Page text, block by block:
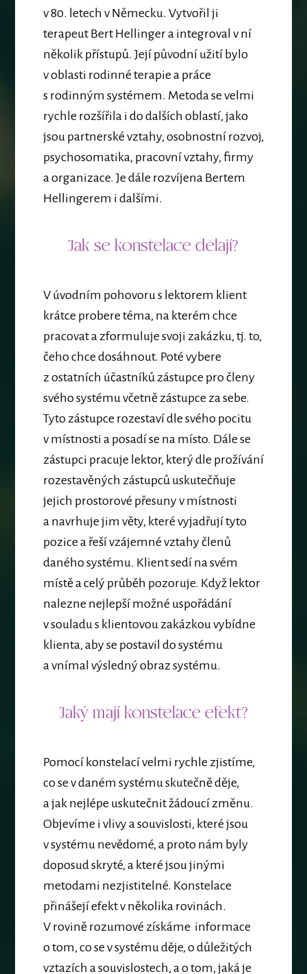
v 80. letech v Německu. Vytvořil ji
terapeut Bert Hellinger a integroval v ní
několik přístupů. Její původní užití bylo
v oblasti rodinné terapie a práce
s rodinným systémem. Metoda se velmi
rychle rozšířila i do dalších oblastí, jako
jsou partnerské vztahy, osobnostní rozvoj,
psychosomatika, pracovní vztahy, firmy
a organizace. Je dále rozvíjena Bertem
Hellingerem i dalšími.
Jak se konstelace dělají?
V úvodním pohovoru s lektorem klient
krátce probere téma, na kterém chce
pracovat a zformuluje svoji zakázku, tj. to,
čeho chce dosáhnout. Poté vybere
z ostatních účastníků zástupce pro členy
svého systému včetně zástupce za sebe.
Tyto zástupce rozestaví dle svého pocitu
v místnosti a posadí se na místo. Dále se
zástupci pracuje lektor, který dle prožívání
rozestavěných zástupců uskutečňuje
jejich prostorové přesuny v místnosti
a navrhuje jim věty, které vyjadřují tyto
pozice a řeší vzájemné vztahy členů
daného systému. Klient sedí na svém
místě a celý průběh pozoruje. Když lektor
nalezne nejlepší možné uspořádání
v souladu s klientovou zakázkou vybídne
klienta, aby se postavil do systému
a vnímal výsledný obraz systému.
Jaký mají konstelace efekt?
Pomocí konstelací velmi rychle zjistíme,
co se v daném systému skutečně děje,
a jak nejlépe uskutečnit žádoucí změnu.
Objevíme i vlivy a souvislosti, které jsou
v systému nevědomé, a proto nám byly
doposud skryté, a které jsou jinými
metodami nezjistitelné. Konstelace
přinášejí efekt v několika rovinách.
V rovině rozumové získáme informace
o tom, co se v systému děje, o důležitých
vztazích a souvislostech, a o tom, jaká je